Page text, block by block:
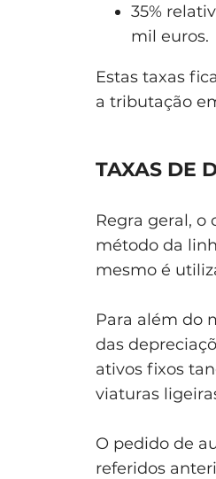
35%
mil euros.
Estas taxas
a tributação
TAXAS DE
Regra geral, o
método da
mesmo é
Para além do
das
ativos fixos
viaturas
O pedido de
referidos